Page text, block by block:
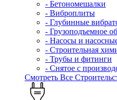
- Бетономешалки
- Виброплиты
- Глубинные
- Грузоподъемное
- Насосы и
- Строительная
- Трубы и фитинги
- Снятое с
Смотреть Все